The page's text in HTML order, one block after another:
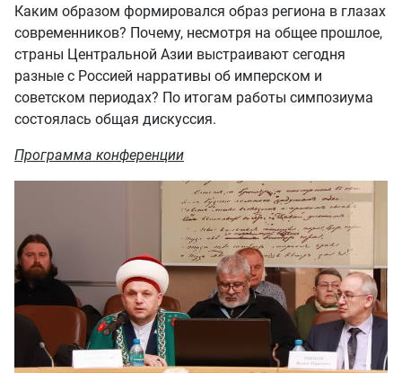
Каким образом формировался образ региона в глазах
современников? Почему, несмотря на общее прошлое,
страны Центральной Азии выстраивают сегодня
разные с Россией нарративы об имперском и
советском периодах? По итогам работы симпозиума
состоялась общая дискуссия.
Программа конференции